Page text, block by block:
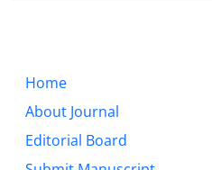
Home
About Journal
Editorial Board